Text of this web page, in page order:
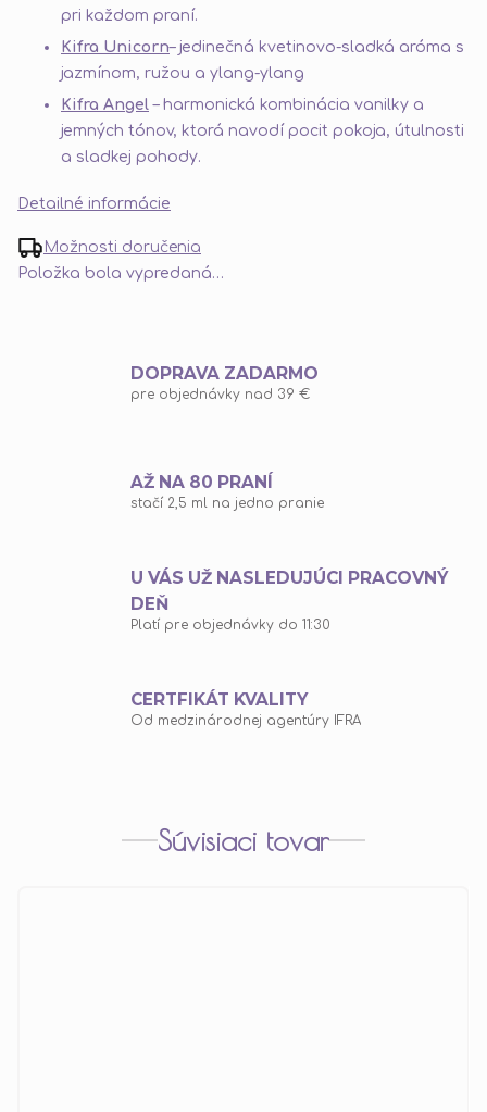
Možnosti doručenia
Položka bola vypredaná…
pri každom praní.
Kifra Unicorn– jedinečná kvetinovo-sladká aróma s
jazmínom, ružou a ylang-ylang
Kifra Angel – harmonická kombinácia vanilky a
jemných tónov, ktorá navodí pocit pokoja, útulnosti
a sladkej pohody.
Detailné informácie
DOPRAVA ZADARMO
pre objednávky nad 39 €
AŽ NA 80 PRANÍ
stačí 2,5 ml na jedno pranie
U VÁS UŽ NASLEDUJÚCI PRACOVNÝ
DEŇ
Platí pre objednávky do 11:30
CERTFIKÁT KVALITY
Od medzinárodnej agentúry IFRA
Súvisiaci tovar